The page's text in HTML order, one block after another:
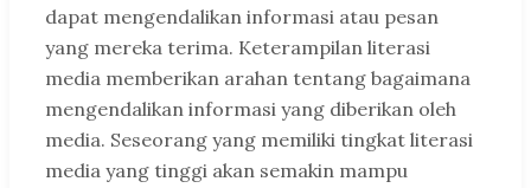
dapat mengendalikan informasi atau pesan
yang mereka terima. Keterampilan literasi
media memberikan arahan tentang bagaimana
mengendalikan informasi yang diberikan oleh
media. Seseorang yang memiliki tingkat literasi
media yang tinggi akan semakin mampu